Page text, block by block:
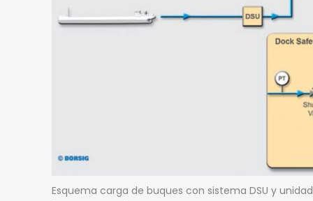
Esquema carga de buques con sistema DSU y